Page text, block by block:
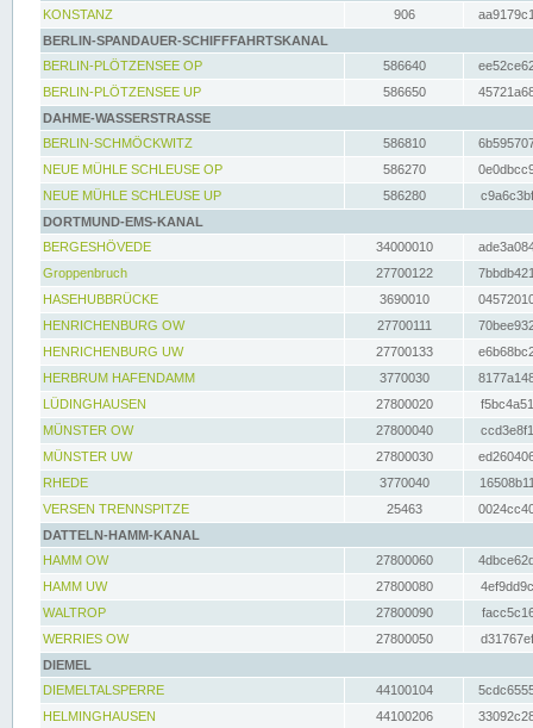
KONSTANZ
906
BERLIN-SPANDAUER-SCHIFFFAHRTSKANAL
BERLIN-PLÖTZENSEE OP
586640
BERLIN-PLÖTZENSEE UP
586650
DAHME-WASSERSTRASSE
BERLIN-SCHMÖCKWITZ
586810
NEUE MÜHLE SCHLEUSE OP
586270
NEUE MÜHLE SCHLEUSE UP
586280
DORTMUND-EMS-KANAL
BERGESHÖVEDE
34000010
Groppenbruch
27700122
HASEHUBBRÜCKE
3690010
HENRICHENBURG OW
27700111
HENRICHENBURG UW
27700133
HERBRUM HAFENDAMM
3770030
LÜDINGHAUSEN
27800020
MÜNSTER OW
27800040
MÜNSTER UW
27800030
RHEDE
3770040
VERSEN TRENNSPITZE
25463
DATTELN-HAMM-KANAL
HAMM OW
27800060
HAMM UW
27800080
WALTROP
27800090
WERRIES OW
27800050
DIEMEL
DIEMELTALSPERRE
44100104
HELMINGHAUSEN
44100206